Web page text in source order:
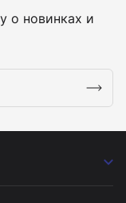
о новинках и